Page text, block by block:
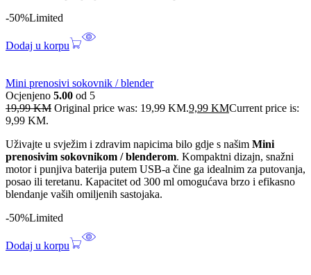
-50%Limited
Dodaj u korpu
Mini prenosivi sokovnik / blender
Ocjenjeno 5.00 od 5
19,99KM Original price was: 19,99 KM.9,99 KMCurrent price is:
9,99 KM.
Uživajte u svježim i zdravim napicima bilo gdje s našim Mini
prenosivim sokovnikom / blenderom. Kompaktni dizajn, snažni
motor i punjiva baterija putem USB-a čine ga idealnim za putovanja,
posao ili teretanu. Kapacitet od 300 ml omogućava brzo i efikasno
blendanje vaših omiljenih sastojaka.
-50%Limited
Dodaj u korpu